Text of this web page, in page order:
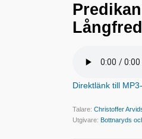
Direktlänk till
Talare: Christoffer
Utgivare: Bottnaryds